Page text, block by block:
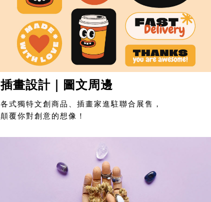
插畫設計｜圖文周邊
各式獨特文創商品、插畫家進駐聯合展售，
顛覆你對創意的想像！